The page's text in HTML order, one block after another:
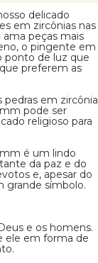
delicado
em zircônias nas
peças mais
o pingente em
ponto de luz que
preferem as
pedras em zircônia
pode ser
religioso para
é um lindo
da paz e do
e, apesar do
grande símbolo.
e os homens.
ele em forma de